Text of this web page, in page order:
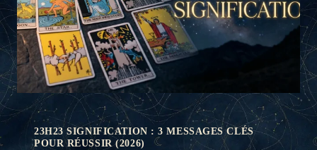
23H23 SIGNIFICATION : 3 MESSAGES CLÉS
POUR RÉUSSIR (2026)